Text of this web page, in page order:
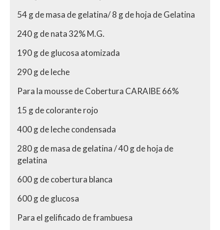
54 g de masa de gelatina/ 8 g de hoja de Gelatina
240 g de nata 32% M.G.
190 g de glucosa atomizada
290 g de leche
Para la mousse de Cobertura CARAIBE 66%
15 g de colorante rojo
400 g de leche condensada
280 g de masa de gelatina / 40 g de hoja de
gelatina
600 g de cobertura blanca
600 g de glucosa
Para el gelificado de frambuesa